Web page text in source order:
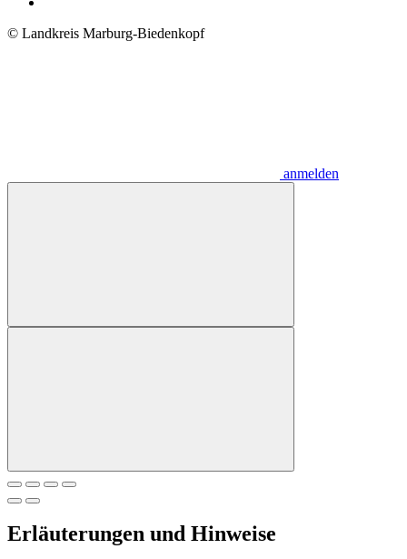
© Landkreis Marburg-Biedenkopf
anmelden
Erläuterungen und Hinweise